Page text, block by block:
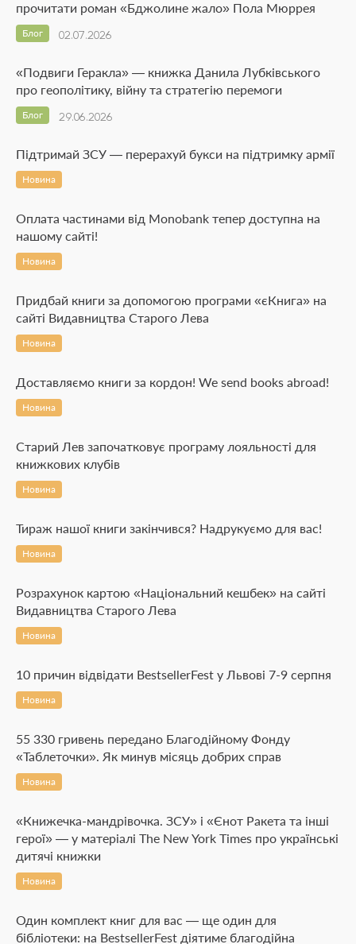
прочитати роман «Бджолине жало» Пола Мюррея
02.07.2026
Блог
«Подвиги Геракла» — книжка Данила Лубківського
про геополітику, війну та стратегію перемоги
29.06.2026
Блог
Підтримай ЗСУ — перерахуй букси на підтримку армії
Новина
Оплата частинами від Monobank тепер доступна на
нашому сайті!
Новина
Придбай книги за допомогою програми «єКнига» на
сайті Видавництва Старого Лева
Новина
Доставляємо книги за кордон! We send books abroad!
Новина
Старий Лев започатковує програму лояльності для
книжкових клубів
Новина
Тираж нашої книги закінчився? Надрукуємо для вас!
Новина
Розрахунок картою «Національний кешбек» на сайті
Видавництва Старого Лева
Новина
10 причин відвідати BestsellerFest у Львові 7-9 серпня
Новина
55 330 гривень передано Благодійному Фонду
«Таблеточки». Як минув місяць добрих справ
Новина
«Книжечка-мандрівочка. ЗСУ» і «Єнот Ракета та інші
герої» — у матеріалі The New York Times про українські
дитячі книжки
Новина
Один комплект книг для вас — ще один для
бібліотеки: на BestsellerFest діятиме благодійна